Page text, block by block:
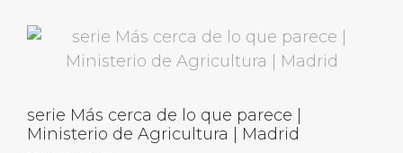
serie Más cerca de lo que parece |
Ministerio de Agricultura | Madrid